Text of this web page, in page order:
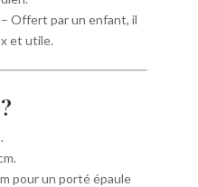
– Offert par un enfant, il
et utile.
pour un porté épaule